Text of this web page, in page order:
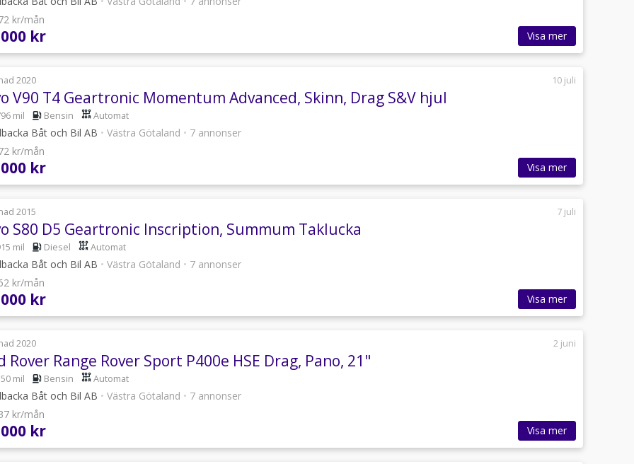
kr/mån
kr Visa mer
2020 10 juli
V90 T4 Geartronic Momentum Advanced, Skinn, Drag S&V hjul
mil Bensin Automat
Båt och Bil AB • Västra Götaland • 7 annonser
kr/mån
kr Visa mer
2015 7 juli
S80 D5 Geartronic Inscription, Summum Taklucka
mil Diesel Automat
Båt och Bil AB • Västra Götaland • 7 annonser
kr/mån
kr Visa mer
2020 2 juni
Rover Range Rover Sport P400e HSE Drag, Pano, 21"
mil Bensin Automat
Båt och Bil AB • Västra Götaland • 7 annonser
kr/mån
kr Visa mer